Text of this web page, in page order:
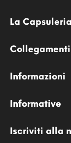
La
Collegamenti
Informazioni
Informative
Iscriviti alla